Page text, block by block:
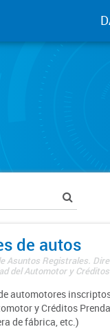
de autos
Asuntos Registrales.
del Automotor y
automotores
y Créditos
de fábrica, etc.)